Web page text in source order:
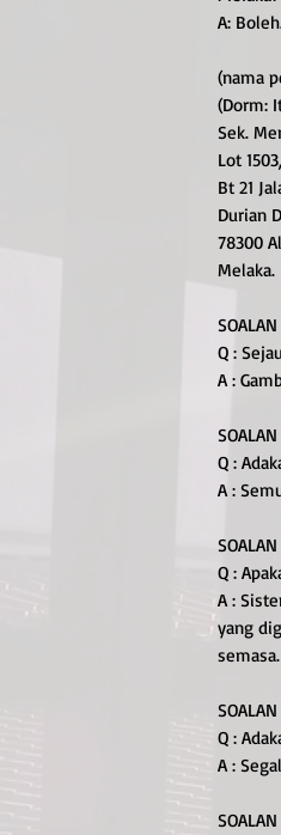
A:
(nama
(Dorm:
Sek.
Lot 1503,
Bt 21
Durian
78300
Melaka.
Q :
A :
Q :
A :
Q :
A :
yang
semasa.
Q :
A :